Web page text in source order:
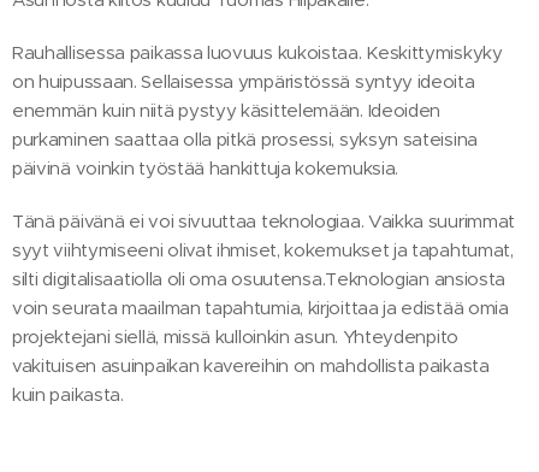
Rauhallisessa paikassa luovuus kukoistaa. Keskittymiskyky
on huipussaan. Sellaisessa ympäristössä syntyy ideoita
enemmän kuin niitä pystyy käsittelemään. Ideoiden
purkaminen saattaa olla pitkä prosessi, syksyn sateisina
päivinä voinkin työstää hankittuja kokemuksia.
Tänä päivänä ei voi sivuuttaa teknologiaa. Vaikka suurimmat
syyt viihtymiseeni olivat ihmiset, kokemukset ja tapahtumat,
silti digitalisaatiolla oli oma osuutensa.Teknologian ansiosta
voin seurata maailman tapahtumia, kirjoittaa ja edistää omia
projektejani siellä, missä kulloinkin asun. Yhteydenpito
vakituisen asuinpaikan kavereihin on mahdollista paikasta
kuin paikasta.